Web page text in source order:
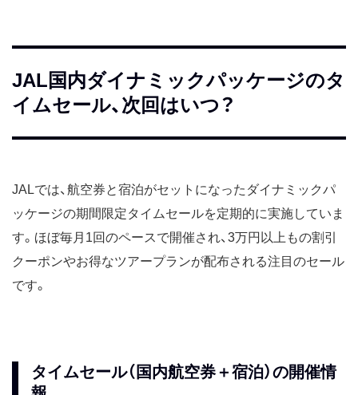
JAL国内ダイナミックパッケージのタ
イムセール、次回はいつ？
JALでは、航空券と宿泊がセットになったダイナミックパ
ッケージの期間限定タイムセールを定期的に実施していま
す。ほぼ毎月1回のペースで開催され、3万円以上もの割引
クーポンやお得なツアープランが配布される注目のセール
です。
タイムセール（国内航空券＋宿泊）の開催情